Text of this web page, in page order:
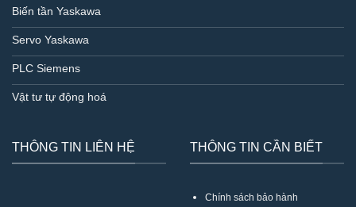
Biến tần Yaskawa
Servo Yaskawa
PLC Siemens
Vật tư tự động hoá
THÔNG TIN LIÊN HỆ THÔNG TIN CẦN BIẾT
Chính sách bảo hành